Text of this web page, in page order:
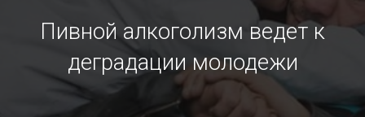
Пивной алкоголизм ведет к
деградации молодежи